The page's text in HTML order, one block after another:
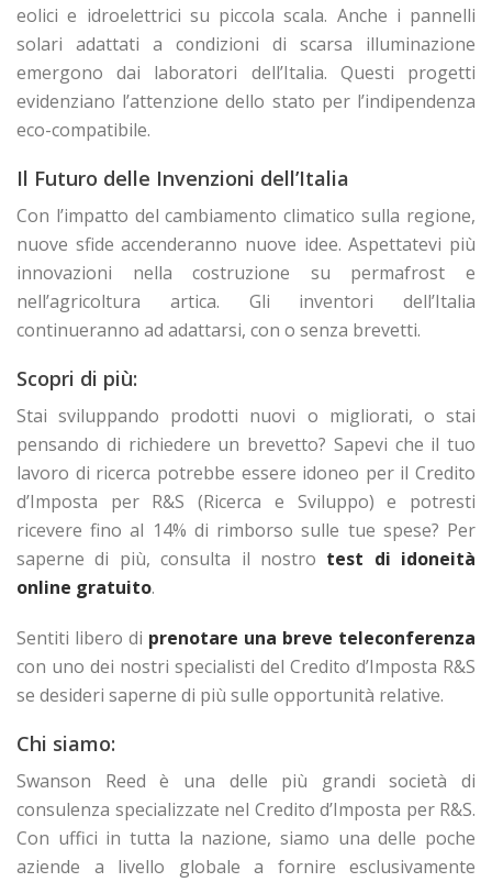
eolici e idroelettrici su piccola scala. Anche i pannelli
solari adattati a condizioni di scarsa illuminazione
emergono dai laboratori dell’Italia. Questi progetti
evidenziano l’attenzione dello stato per l’indipendenza
eco-compatibile.
Il Futuro delle Invenzioni dell’Italia
Con l’impatto del cambiamento climatico sulla regione,
nuove sfide accenderanno nuove idee. Aspettatevi più
innovazioni nella costruzione su permafrost e
nell’agricoltura artica. Gli inventori dell’Italia
continueranno ad adattarsi, con o senza brevetti.
Scopri di più:
Stai sviluppando prodotti nuovi o migliorati, o stai
pensando di richiedere un brevetto? Sapevi che il tuo
lavoro di ricerca potrebbe essere idoneo per il Credito
d’Imposta per R&S (Ricerca e Sviluppo) e potresti
ricevere fino al 14% di rimborso sulle tue spese? Per
saperne di più, consulta il nostro test di idoneità
online gratuito.
Sentiti libero di prenotare una breve teleconferenza
con uno dei nostri specialisti del Credito d’Imposta R&S
se desideri saperne di più sulle opportunità relative.
Chi siamo:
Swanson Reed è una delle più grandi società di
consulenza specializzate nel Credito d’Imposta per R&S.
Con uffici in tutta la nazione, siamo una delle poche
aziende a livello globale a fornire esclusivamente